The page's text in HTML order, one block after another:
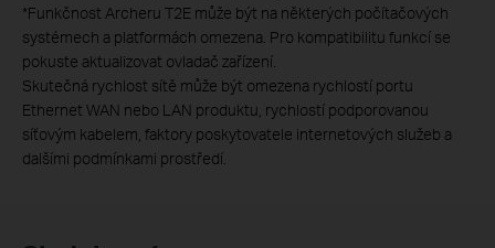
*Funkčnost Archeru T2E může být na některých počítačových
systémech a platformách omezena. Pro kompatibilitu funkcí se
pokuste aktualizovat ovladač zařízení.
Skutečná rychlost sítě může být omezena rychlostí portu
Ethernet WAN nebo LAN produktu, rychlostí podporovanou
síťovým kabelem, faktory poskytovatele internetových služeb a
dalšími podmínkami prostředí.